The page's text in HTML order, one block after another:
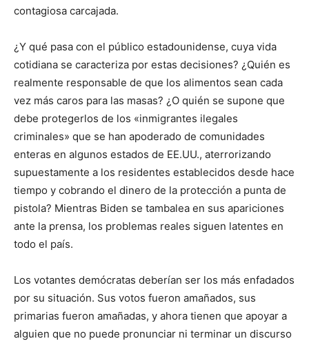
contagiosa carcajada.
¿Y qué pasa con el público estadounidense, cuya vida
cotidiana se caracteriza por estas decisiones? ¿Quién es
realmente responsable de que los alimentos sean cada
vez más caros para las masas? ¿O quién se supone que
debe protegerlos de los «inmigrantes ilegales
criminales» que se han apoderado de comunidades
enteras en algunos estados de EE.UU., aterrorizando
supuestamente a los residentes establecidos desde hace
tiempo y cobrando el dinero de la protección a punta de
pistola? Mientras Biden se tambalea en sus apariciones
ante la prensa, los problemas reales siguen latentes en
todo el país.
Los votantes demócratas deberían ser los más enfadados
por su situación. Sus votos fueron amañados, sus
primarias fueron amañadas, y ahora tienen que apoyar a
alguien que no puede pronunciar ni terminar un discurso